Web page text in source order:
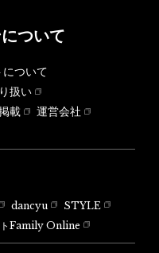
ついて
について
扱い
載
運営会社
dancyu
STYLE
トFamily Online